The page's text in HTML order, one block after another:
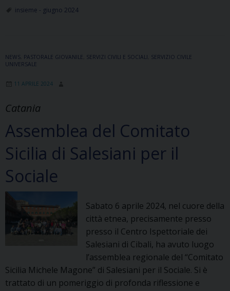
contrastare
sud
Italia
insieme - giugno 2024
NEWS PASTORALE GIOVANILE SERVIZI CIVILI E SOCIALI SERVIZIO CIVILE
UNIVERSALE
11 APRILE 2024
Catania
Assemblea del Comitato
Sicilia di Salesiani per il
Sociale
Sabato 6 aprile 2024, nel cuore della
città etnea, precisamente presso
presso il Centro Ispettoriale dei
Salesiani di Cibali, ha avuto luogo
l’assemblea regionale del “Comitato
Sicilia Michele Magone” di Salesiani per il Sociale. Si è
trattato di un pomeriggio di profonda riflessione e